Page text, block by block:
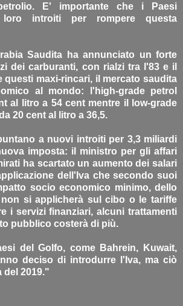
E' importante che i Paesi
introiti per rompere questa
Saudita ha annunciato un forte
dei carburanti, con rialzi tra l'83 e il
questi maxi-rincari, il mercato saudita
al mondo: l'high-grade petrol
al litro a 54 cent mentre il low-grade
20 cent al litro a 36,5.
a nuovi introiti per 3,3 miliardi
imposta: il ministro per gli affari
ha scartato un aumento dei salari
dell'Iva che secondo suoi
socio economico minimo, dello
non si applicherà sul cibo o le tariffe
i servizi finanziari, alcuni trattamenti
pubblico costerà di più.
del Golfo, come Bahrein, Kuwait,
deciso di introdurre l'Iva, ma ciò
del 2019."